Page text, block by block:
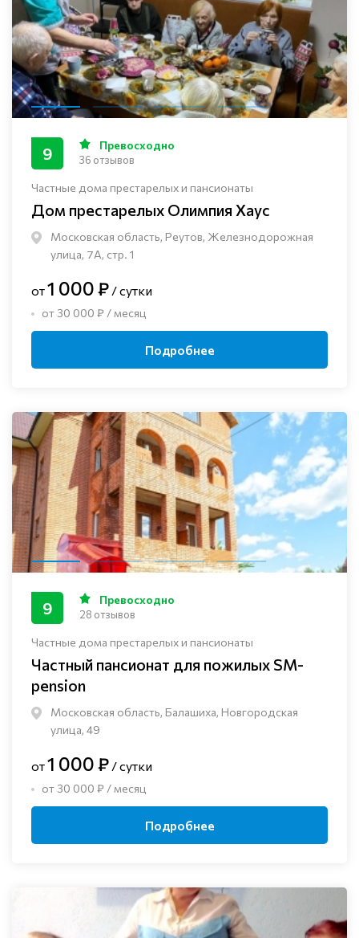
Частные дома престарелых и пансионаты
Дом престарелых Олимпия Хаус
Московская область, Реутов, Железнодорожная
улица, 7А, стр. 1
9 Превосходно
36 отзывов
от1 000 ₽ / сутки
от 30 000 ₽ / месяц
Подробнее
Частные дома престарелых и пансионаты
Частный пансионат для пожилых SM-
pension
Московская область, Балашиха, Новгородская
улица, 49
9 Превосходно
28 отзывов
от1 000 ₽ / сутки
от 30 000 ₽ / месяц
Подробнее